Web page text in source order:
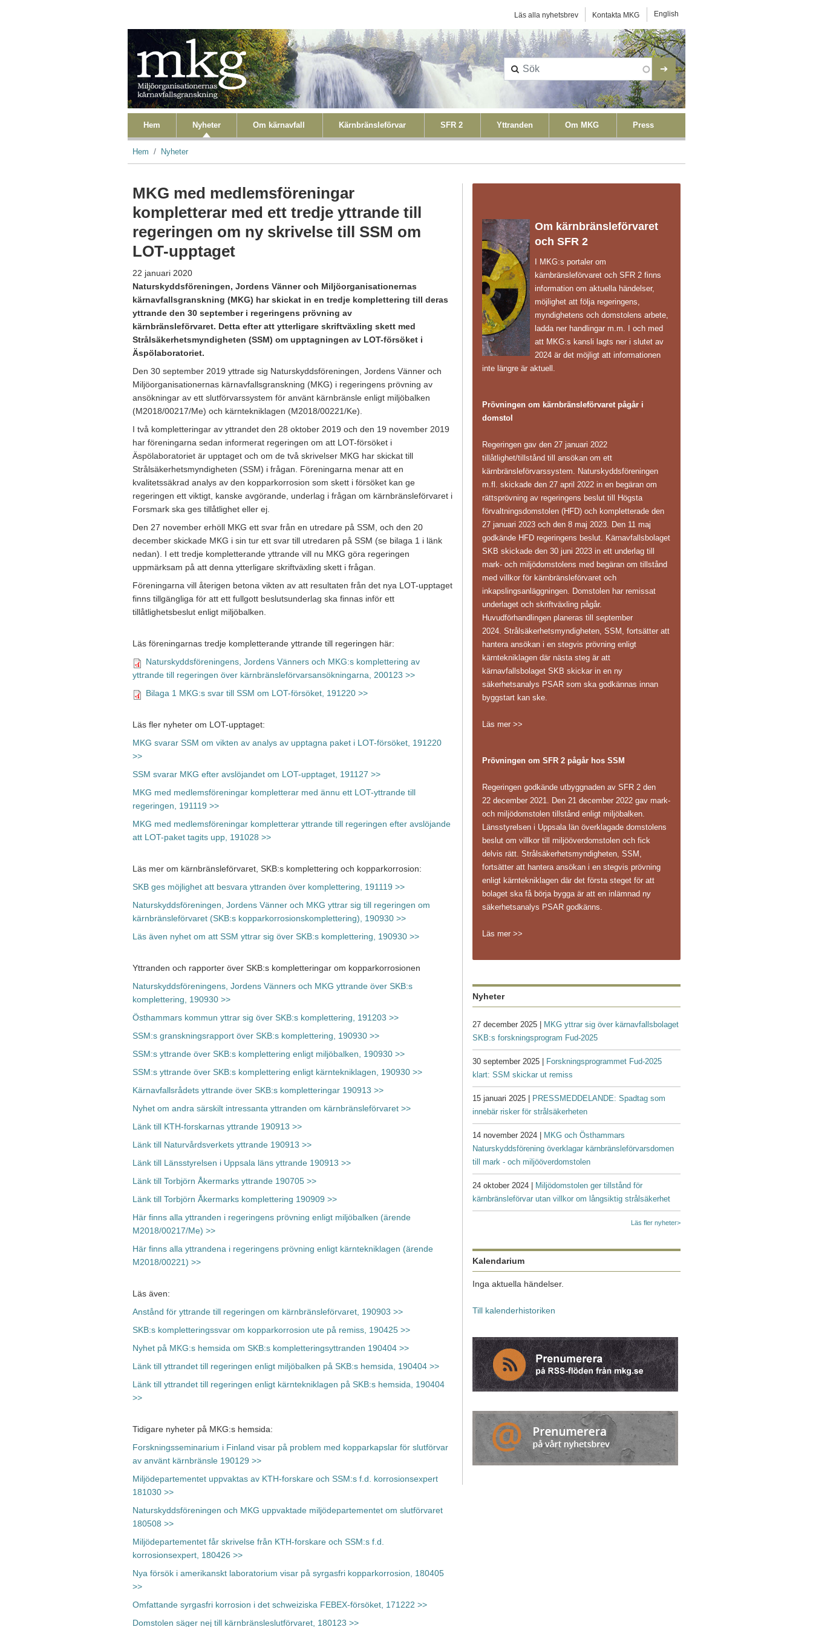
Läs alla nyhetsbrev Kontakta MKG English
Primära länkar
Hem Nyheter Om kärnavfall Kärnbränsleförvar SFR 2 Yttranden Om MKG Press
Länkstig
Hem Nyheter
MKG med medlemsföreningar
kompletterar med ett tredje yttrande till
regeringen om ny skrivelse till SSM om
LOT-upptaget
22 januari 2020
Naturskyddsföreningen, Jordens Vänner och Miljöorganisationernas
kärnavfallsgranskning (MKG) har skickat in en tredje komplettering till deras
yttrande den 30 september i regeringens prövning av
kärnbränsleförvaret. Detta efter att ytterligare skriftväxling skett med
Strålsäkerhetsmyndigheten (SSM) om upptagningen av LOT-försöket i
Äspölaboratoriet.
Den 30 september 2019 yttrade sig Naturskyddsföreningen, Jordens Vänner och
Miljöorganisationernas kärnavfallsgranskning (MKG) i regeringens prövning av
ansökningar av ett slutförvarssystem för använt kärnbränsle enligt miljöbalken
(M2018/00217/Me) och kärntekniklagen (M2018/00221/Ke).
I två kompletteringar av yttrandet den 28 oktober 2019 och den 19 november 2019
har föreningarna sedan informerat regeringen om att LOT-försöket i
Äspölaboratoriet är upptaget och om de två skrivelser MKG har skickat till
Strålsäkerhetsmyndigheten (SSM) i frågan. Föreningarna menar att en
kvalitetssäkrad analys av den kopparkorrosion som skett i försöket kan ge
regeringen ett viktigt, kanske avgörande, underlag i frågan om kärnbränsleförvaret i
Forsmark ska ges tillåtlighet eller ej.
Den 27 november erhöll MKG ett svar från en utredare på SSM, och den 20
december skickade MKG i sin tur ett svar till utredaren på SSM (se bilaga 1 i länk
nedan). I ett tredje kompletterande yttrande vill nu MKG göra regeringen
uppmärksam på att denna ytterligare skriftväxling skett i frågan.
Föreningarna vill återigen betona vikten av att resultaten från det nya LOT-upptaget
finns tillgängliga för att ett fullgott beslutsunderlag ska finnas inför ett
tillåtlighetsbeslut enligt miljöbalken.
Läs föreningarnas tredje kompletterande yttrande till regeringen här:
Naturskyddsföreningens, Jordens Vänners och MKG:s komplettering av
yttrande till regeringen över kärnbränsleförvarsansökningarna, 200123 >>
Bilaga 1 MKG:s svar till SSM om LOT-försöket, 191220 >>
Läs fler nyheter om LOT-upptaget:
MKG svarar SSM om vikten av analys av upptagna paket i LOT-försöket, 191220
>>
SSM svarar MKG efter avslöjandet om LOT-upptaget, 191127 >>
MKG med medlemsföreningar kompletterar med ännu ett LOT-yttrande till
regeringen, 191119 >>
MKG med medlemsföreningar kompletterar yttrande till regeringen efter avslöjande
att LOT-paket tagits upp, 191028 >>
Läs mer om kärnbränsleförvaret, SKB:s komplettering och kopparkorrosion:
SKB ges möjlighet att besvara yttranden över komplettering, 191119 >>
Naturskyddsföreningen, Jordens Vänner och MKG yttrar sig till regeringen om
kärnbränsleförvaret (SKB:s kopparkorrosionskomplettering), 190930 >>
Läs även nyhet om att SSM yttrar sig över SKB:s komplettering, 190930 >>
Yttranden och rapporter över SKB:s kompletteringar om kopparkorrosionen
Naturskyddsföreningens, Jordens Vänners och MKG yttrande över SKB:s
komplettering, 190930 >>
Östhammars kommun yttrar sig över SKB:s komplettering, 191203 >>
SSM:s granskningsrapport över SKB:s komplettering, 190930 >>
SSM:s yttrande över SKB:s komplettering enligt miljöbalken, 190930 >>
SSM:s yttrande över SKB:s komplettering enligt kärntekniklagen, 190930 >>
Kärnavfallsrådets yttrande över SKB:s kompletteringar 190913 >>
Nyhet om andra särskilt intressanta yttranden om kärnbränsleförvaret >>
Länk till KTH-forskarnas yttrande 190913 >>
Länk till Naturvårdsverkets yttrande 190913 >>
Länk till Länsstyrelsen i Uppsala läns yttrande 190913 >>
Länk till Torbjörn Åkermarks yttrande 190705 >>
Länk till Torbjörn Åkermarks komplettering 190909 >>
Här finns alla yttranden i regeringens prövning enligt miljöbalken (ärende
M2018/00217/Me) >>
Här finns alla yttrandena i regeringens prövning enligt kärntekniklagen (ärende
M2018/00221) >>
Läs även:
Anstånd för yttrande till regeringen om kärnbränsleförvaret, 190903 >>
SKB:s kompletteringssvar om kopparkorrosion ute på remiss, 190425 >>
Nyhet på MKG:s hemsida om SKB:s kompletteringsyttranden 190404 >>
Länk till yttrandet till regeringen enligt miljöbalken på SKB:s hemsida, 190404 >>
Länk till yttrandet till regeringen enligt kärntekniklagen på SKB:s hemsida, 190404
>>
Tidigare nyheter på MKG:s hemsida:
Forskningsseminarium i Finland visar på problem med kopparkapslar för slutförvar
av använt kärnbränsle 190129 >>
Miljödepartementet uppvaktas av KTH-forskare och SSM:s f.d. korrosionsexpert
181030 >>
Naturskyddsföreningen och MKG uppvaktade miljödepartementet om slutförvaret
180508 >>
Miljödepartementet får skrivelse från KTH-forskare och SSM:s f.d.
korrosionsexpert, 180426 >>
Nya försök i amerikanskt laboratorium visar på syrgasfri kopparkorrosion, 180405
>>
Omfattande syrgasfri korrosion i det schweiziska FEBEX-försöket, 171222 >>
Domstolen säger nej till kärnbränsleslutförvaret, 180123 >>
Om kärnbränsleförvaret
och SFR 2
I MKG:s portaler om
kärnbränsleförvaret och SFR 2 finns
information om aktuella händelser,
möjlighet att följa regeringens,
myndighetens och domstolens arbete,
ladda ner handlingar m.m. I och med
att MKG:s kansli lagts ner i slutet av
2024 är det möjligt att informationen
inte längre är aktuell.
Prövningen om kärnbränsleförvaret pågår i
domstol
Regeringen gav den 27 januari 2022
tillåtlighet/tillstånd till ansökan om ett
kärnbränsleförvarssystem. Naturskyddsföreningen
m.fl. skickade den 27 april 2022 in en begäran om
rättsprövning av regeringens beslut till Högsta
förvaltningsdomstolen (HFD) och kompletterade den
27 januari 2023 och den 8 maj 2023. Den 11 maj
godkände HFD regeringens beslut. Kärnavfallsbolaget
SKB skickade den 30 juni 2023 in ett underlag till
mark- och miljödomstolens med begäran om tillstånd
med villkor för kärnbränsleförvaret och
inkapslingsanläggningen. Domstolen har remissat
underlaget och skriftväxling pågår.
Huvudförhandlingen planeras till september
2024. Strålsäkerhetsmyndigheten, SSM, fortsätter att
hantera ansökan i en stegvis prövning enligt
kärntekniklagen där nästa steg är att
kärnavfallsbolaget SKB skickar in en ny
säkerhetsanalys PSAR som ska godkännas innan
byggstart kan ske.
Läs mer >>
Prövningen om SFR 2 pågår hos SSM
Regeringen godkände utbyggnaden av SFR 2 den
22 december 2021. Den 21 december 2022 gav mark-
och miljödomstolen tillstånd enligt miljöbalken.
Länsstyrelsen i Uppsala län överklagade domstolens
beslut om villkor till miljööverdomstolen och fick
delvis rätt. Strålsäkerhetsmyndigheten, SSM,
fortsätter att hantera ansökan i en stegvis prövning
enligt kärntekniklagen där det första steget för att
bolaget ska få börja bygga är att en inlämnad ny
säkerhetsanalys PSAR godkänns.
Läs mer >>
Nyheter
27 december 2025 |
MKG yttrar sig över kärnavfallsbolaget
SKB:s forskningsprogram Fud-2025
30 september 2025 |
Forskningsprogrammet Fud-2025
klart: SSM skickar ut remiss
15 januari 2025 |
PRESSMEDDELANDE: Spadtag som
innebär risker för strålsäkerheten
14 november 2024 |
MKG och Östhammars
Naturskyddsförening överklagar kärnbränsleförvarsdomen
till mark - och miljööverdomstolen
24 oktober 2024 |
Miljödomstolen ger tillstånd för
kärnbränsleförvar utan villkor om långsiktig strålsäkerhet
Läs fler nyheter>
Kalendarium
Inga aktuella händelser.
Till kalenderhistoriken